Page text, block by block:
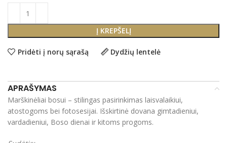
Į KREPŠELĮ
Pridėti į norų sąrašą Dydžių lentelė
APRAŠYMAS
Marškinėliai bosui – stilingas pasirinkimas laisvalaikiui,
atostogoms bei fotosesijai. Išskirtinė dovana gimtadieniui,
vardadieniui, Boso dienai ir kitoms progoms.